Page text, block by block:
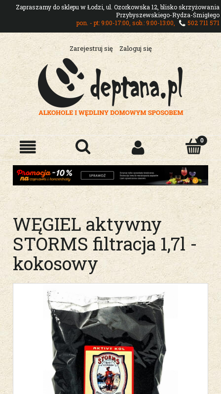
Zapraszamy do sklepu w Łodzi, ul. Ozorkowska 12, blisko skrzyżowania
Przybyszewskiego-Rydza-Śmigłego
pon. - pt: 9:00-17:00, sob.: 9:00-13:00,
502 711 571
Zarejestruj się Zaloguj się
WĘGIEL aktywny
STORMS filtracja 1,7l -
kokosowy